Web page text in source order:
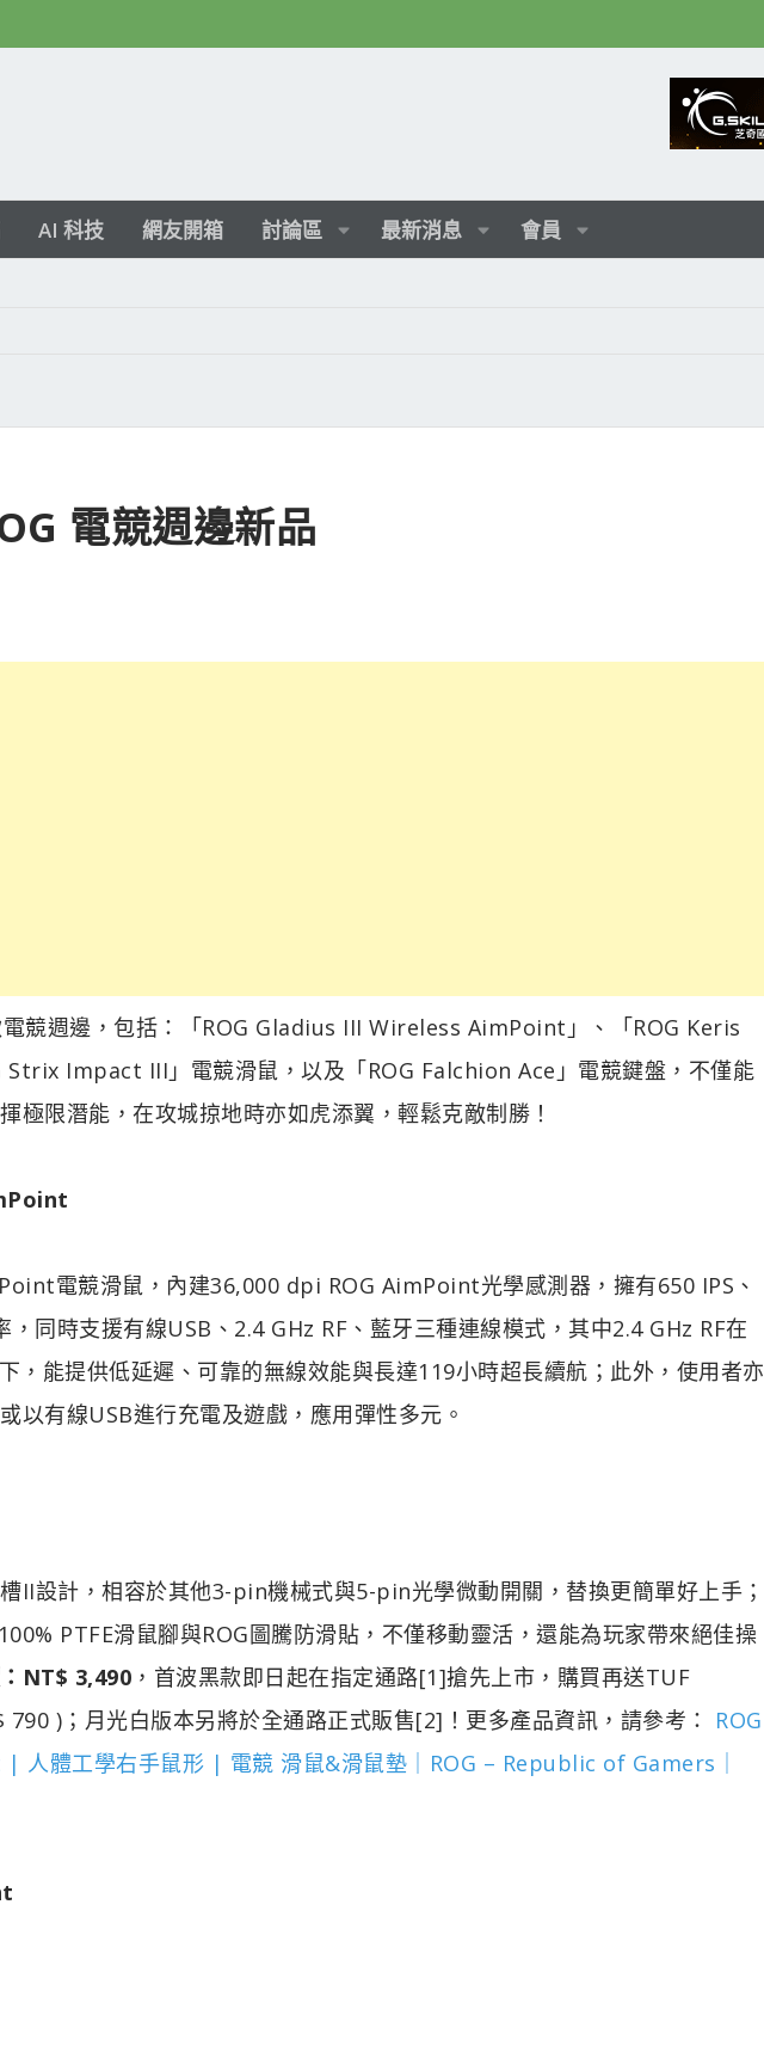
AI 科技 網友開箱 討論區 最新消息 會員
電競週邊新品
電競週邊，包括：「ROG Gladius III Wireless AimPoint」、「ROG Keris
Impact III」電競滑鼠，以及「ROG Falchion Ace」電競鍵盤，不僅能
極限潛能，在攻城掠地時亦如虎添翼，輕鬆克敵制勝！
電競滑鼠，內建36,000 dpi ROG AimPoint光學感測器，擁有650 IPS、
同時支援有線USB、2.4 GHz RF、藍牙三種連線模式，其中2.4 GHz RF在
，能提供低延遲、可靠的無線效能與長達119小時超長續航；此外，使用者亦
以有線USB進行充電及遊戲，應用彈性多元。
II設計，相容於其他3-pin機械式與5-pin光學微動開關，替換更簡單好上手；
PTFE滑鼠腳與ROG圖騰防滑貼，不僅移動靈活，還能為玩家帶來絕佳操
NT$ 3,490 ，首波黑款即日起在指定通路[1]搶先上市，購買再送TUF
)；月光白版本另將於全通路正式販售[2]！更多產品資訊，請參考： ROG
體工學右手鼠形 | 電競 滑鼠&滑鼠墊｜ROG – Republic of Gamers｜